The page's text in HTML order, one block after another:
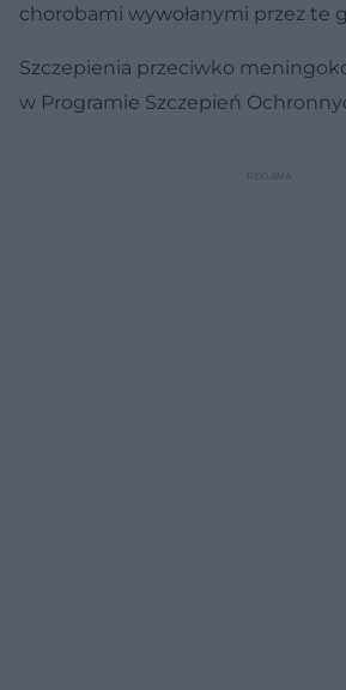
chorobami wywołanymi przez te
Szczepienia przeciwko
w Programie Szczepień